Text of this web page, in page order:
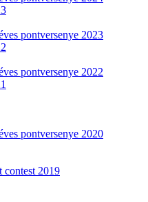
pontversenye 2023
pontversenye 2022
pontversenye 2020
contest 2019